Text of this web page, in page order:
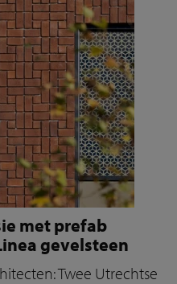
met prefab
gevelsteen
Twee Utrechtse